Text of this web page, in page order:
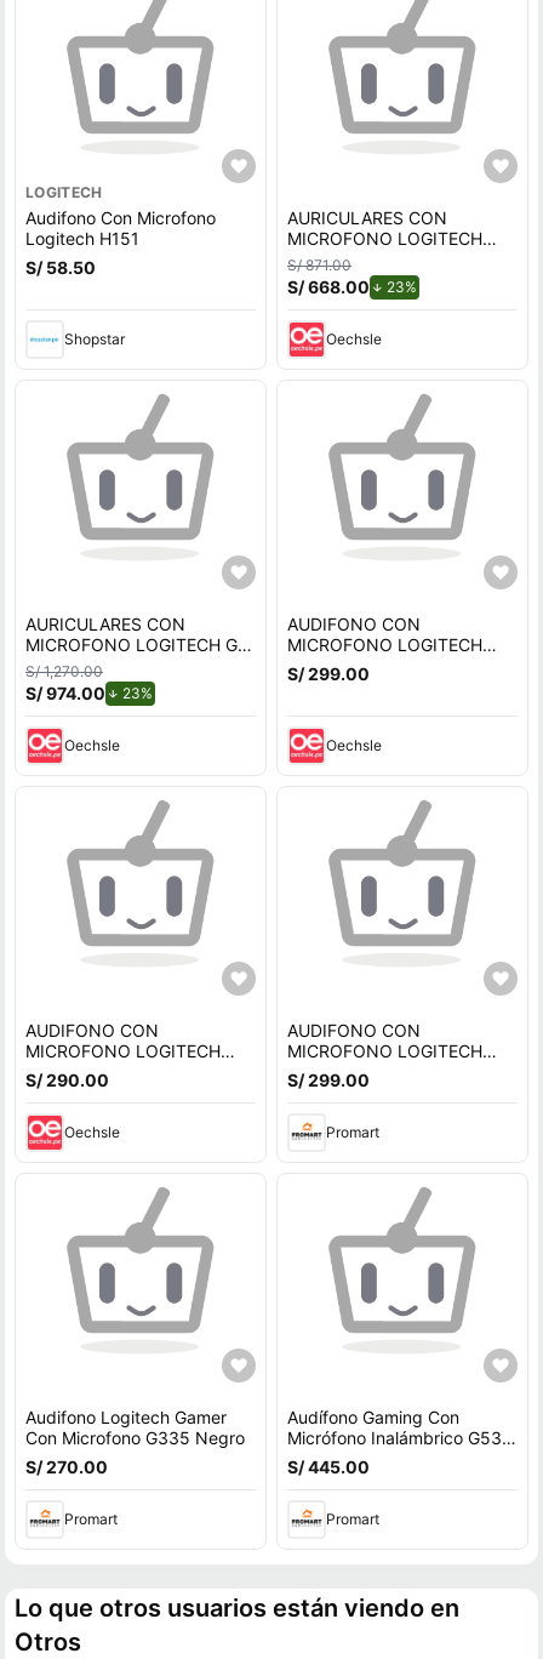
LOGITECH
Audifono Con Microfono
Logitech H151
S/ 58.50
Shopstar
AURICULARES CON
MICROFONO LOGITECH
G522 LIGHTSPEED
WIRELESS - BLUETOOTH -
USB-C RGB
S/ 871.00
S/ 668.00 23%de descuento.
Oechsle
AURICULARES CON
MICROFONO LOGITECH G
PRO X 2 LIGHTSPEED
WIRELESS - BLUETOOTH -
3.5 MM
S/ 1,270.00
S/ 974.00 23%
Oechsle
AUDIFONO CON
MICROFONO LOGITECH
G432 USB NEGRO
S/ 299.00
Oechsle
AUDIFONO CON
MICROFONO LOGITECH
G432 USB NEGRO
S/ 290.00
Oechsle
AUDIFONO CON
MICROFONO LOGITECH
G432 USB NEGRO
S/ 299.00
Promart
Audifono Logitech Gamer
Con Microfono G335 Negro
S/ 270.00
Promart
Audífono Gaming Con
Micrófono Inalámbrico G535
Lightspeed
S/ 445.00
Promart
Lo que otros usuarios están viendo en
Otros